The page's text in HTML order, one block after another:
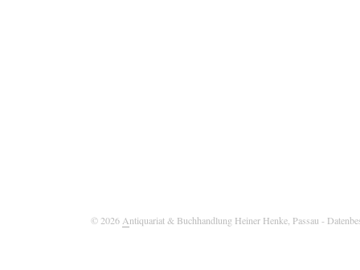
© 2026Antiquariat & Buchhandlung Heiner Henke, Passau -